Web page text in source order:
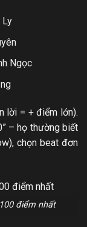
Ly
Ngọc
lời = + điểm lớn).
– họ thường biết
chọn beat đơn
điểm nhất